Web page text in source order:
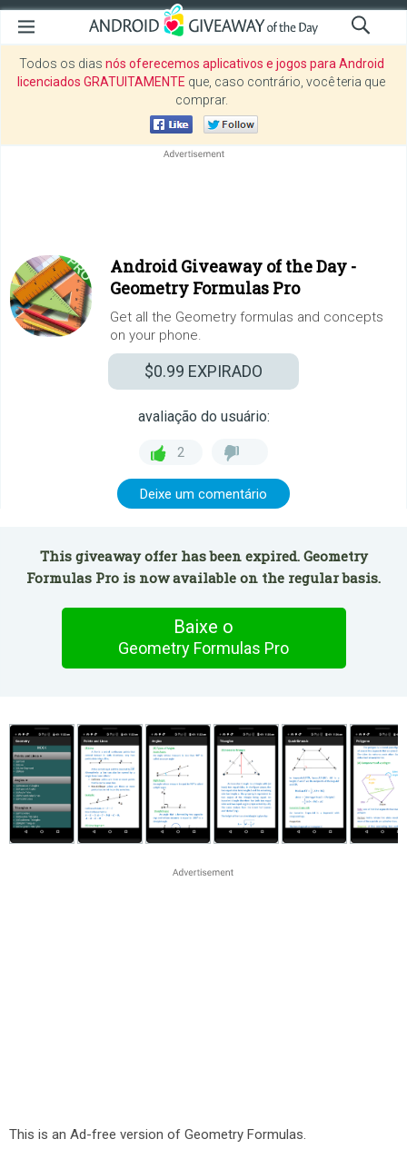
Todos os dias nós oferecemos aplicativos e jogos para Android
licenciados GRATUITAMENTE que, caso contrário, você teria que
comprar.
Android Giveaway of the Day -
Geometry Formulas Pro
Get all the Geometry formulas and concepts
on your phone.
$0.99 EXPIRADO
avaliação do usuário:
2
Deixe um comentário
This giveaway offer has been expired. Geometry
Formulas Pro is now available on the regular basis.
Baixe o
Geometry Formulas Pro
This is an Ad-free version of Geometry Formulas.